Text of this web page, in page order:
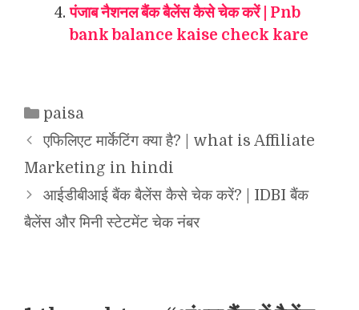
पंजाब नैशनल बैंक बैलेंस कैसे चेक करें | Pnb
bank balance kaise check kare
Categories
paisa
एफिलिएट मार्केटिंग क्या है? | what is Affiliate
Marketing in hindi
आईडीबीआई बैंक बैलेंस कैसे चेक करें? | IDBI बैंक
बैलेंस और मिनी स्टेटमेंट चेक नंबर